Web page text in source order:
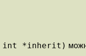
int *inherit)